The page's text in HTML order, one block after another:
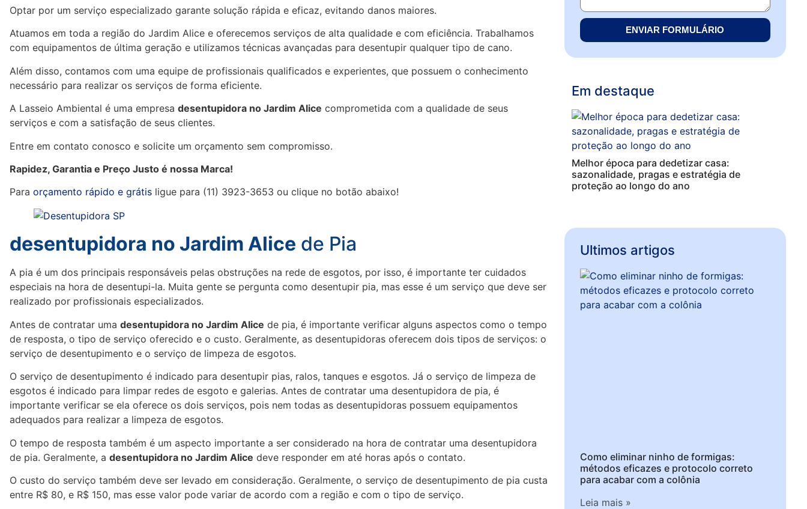
Optar por um serviço especializado garante solução rápida e eficaz, evitando danos maiores.
Atuamos em toda a região do Jardim Alice e oferecemos serviços de alta qualidade e com eficiência. Trabalhamos
com equipamentos de última geração e utilizamos técnicas avançadas para desentupir qualquer tipo de cano.
Além disso, contamos com uma equipe de profissionais qualificados e experientes, que possuem o conhecimento
necessário para realizar os serviços de forma eficiente.
A Lasseio Ambiental é uma empresa desentupidora no Jardim Alice comprometida com a qualidade de seus
serviços e com a satisfação de seus clientes.
Entre em contato conosco e solicite um orçamento sem compromisso.
Rapidez, Garantia e Preço Justo é nossa Marca!
Para orçamento rápido e grátis ligue para (11) 3923-3653 ou clique no botão abaixo!
desentupidora no Jardim Alice de Pia
A pia é um dos principais responsáveis pelas obstruções na rede de esgotos, por isso, é importante ter cuidados
especiais na hora de desentupi-la. Muita gente se pergunta como desentupir pia, mas esse é um serviço que deve ser
realizado por profissionais especializados.
Antes de contratar uma desentupidora no Jardim Alice de pia, é importante verificar alguns aspectos como o tempo
de resposta, o tipo de serviço oferecido e o custo. Geralmente, as desentupidoras oferecem dois tipos de serviços: o
serviço de desentupimento e o serviço de limpeza de esgotos.
O serviço de desentupimento é indicado para desentupir pias, ralos, tanques e esgotos. Já o serviço de limpeza de
esgotos é indicado para limpar redes de esgoto e galerias. Antes de contratar uma desentupidora de pia, é
importante verificar se ela oferece os dois serviços, pois nem todas as desentupidoras possuem equipamentos
adequados para realizar a limpeza de esgotos.
O tempo de resposta também é um aspecto importante a ser considerado na hora de contratar uma desentupidora
de pia. Geralmente, a desentupidora no Jardim Alice deve responder em até horas após o contato.
O custo do serviço também deve ser levado em consideração. Geralmente, o serviço de desentupimento de pia custa
entre R$ 80, e R$ 150, mas esse valor pode variar de acordo com a região e com o tipo de serviço.
ENVIAR FORMULÁRIO
Em destaque
Melhor época para dedetizar casa:
sazonalidade, pragas e estratégia de
proteção ao longo do ano
Ultimos artigos
Como eliminar ninho de formigas:
métodos eficazes e protocolo correto
para acabar com a colônia
Leia mais »